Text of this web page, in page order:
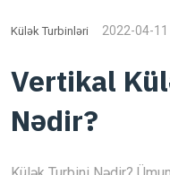
Külək Turbinləri 2022-04-11
Vertikal
Nədir?